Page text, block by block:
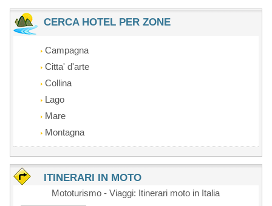
CERCA HOTEL PER ZONE
Campagna
Citta' d'arte
Collina
Lago
Mare
Montagna
ITINERARI IN MOTO
Mototurismo - Viaggi: Itinerari moto in Italia